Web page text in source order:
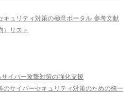
キュリティ対策の極意ポータル 参考文献
）リスト
イバー攻撃対策の強化支援
のサイバーセキュリティ対策のための統一